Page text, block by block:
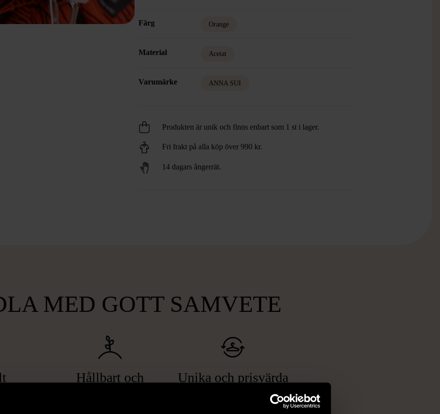
Färg Orange
Material Acetat
Varumärke ANNA SUI
Produkten är unik och finns enbart som 1 st i lager.
Fri frakt på alla köp över 990 kr.
14 dagars ångerrät.
MED GOTT SAMVETE
Hållbart och
Unika och prisvärda
Vi erbjuder ett brett utbud av